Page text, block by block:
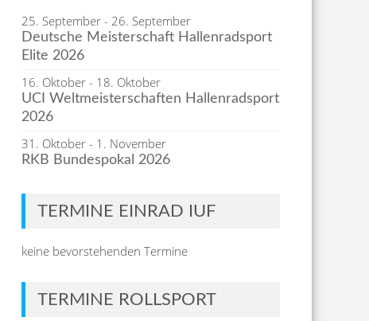
25. September -26. September
Deutsche Meisterschaft Hallenradsport
Elite 2026
16. Oktober - 18. Oktober
UCI Weltmeisterschaften Hallenradsport
2026
31. Oktober - 1. November
RKB Bundespokal 2026
TERMINE EINRAD IUF
keine bevorstehenden Termine
TERMINE ROLLSPORT